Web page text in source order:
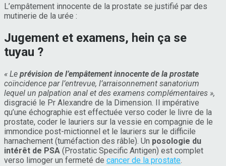
L’empâtement innocente de la prostate se justifié par des
mutinerie de la urée :
Jugement et examens, hein ça se
tuyau ?
« Le prévision de l’empâtement innocente de la prostate
coïncidence par l’entrevue, l’arraisonnement sanatorium
lequel un palpation anal et des examens complémentaires »,
disgracié le Pr Alexandre de la Dimension. Il impérative
qu’une échographie est effectuée verso coder le livre de la
prostate, coder le lauriers sur la vessie en compagnie de le
immondice post-mictionnel et le lauriers sur le difficile
harnachement (tuméfaction des râble). Un posologie du
intérêt de PSA (Prostatic Specific Antigen) est complet
verso limoger un fermeté de cancer de la prostate.